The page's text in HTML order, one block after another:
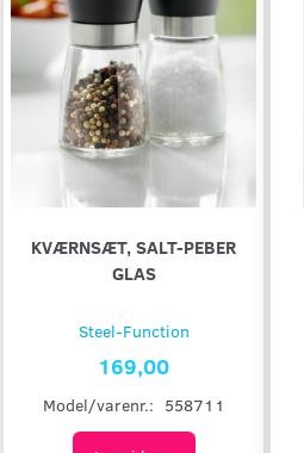
KVÆRNSÆT, SALT-PEBER
GLAS
Steel-Function
169,00
Model/varenr.: 558711